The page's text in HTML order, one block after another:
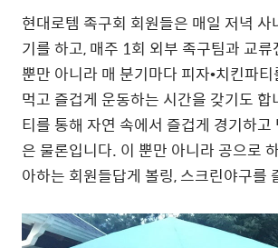
현대로템 족구회 회원들은 매일 저녁 사
기를 하고, 매주 1회 외부 족구팀과 교
뿐만 아니라 매 분기마다 피자•치킨파
먹고 즐겁게 운동하는 시간을 갖기도
티를 통해 자연 속에서 즐겁게 경기하고
은 물론입니다. 이 뿐만 아니라 공으로
아하는 회원들답게 볼링, 스크린야구를